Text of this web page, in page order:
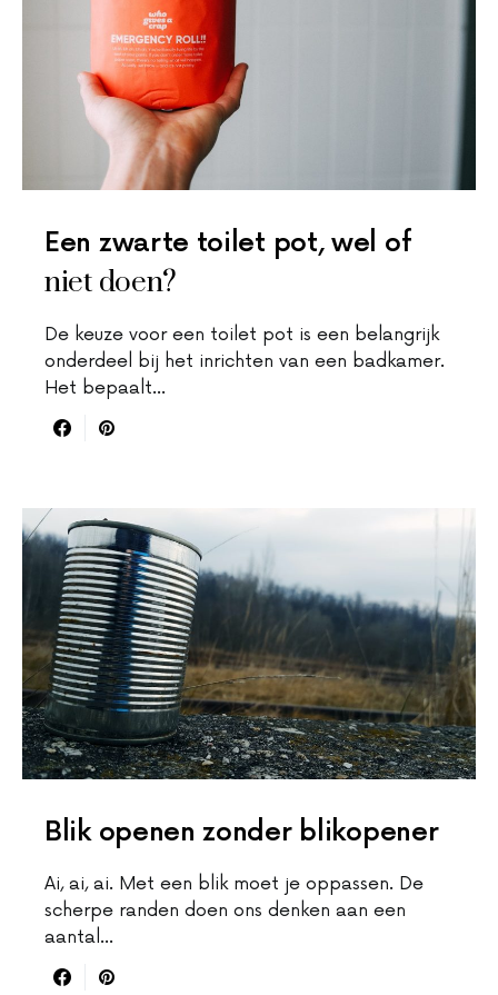
Een zwarte toilet pot, wel of
niet doen?
De keuze voor een toilet pot is een belangrijk
onderdeel bij het inrichten van een badkamer.
Het bepaalt…
Blik openen zonder blikopener
Ai, ai, ai. Met een blik moet je oppassen. De
scherpe randen doen ons denken aan een
aantal…